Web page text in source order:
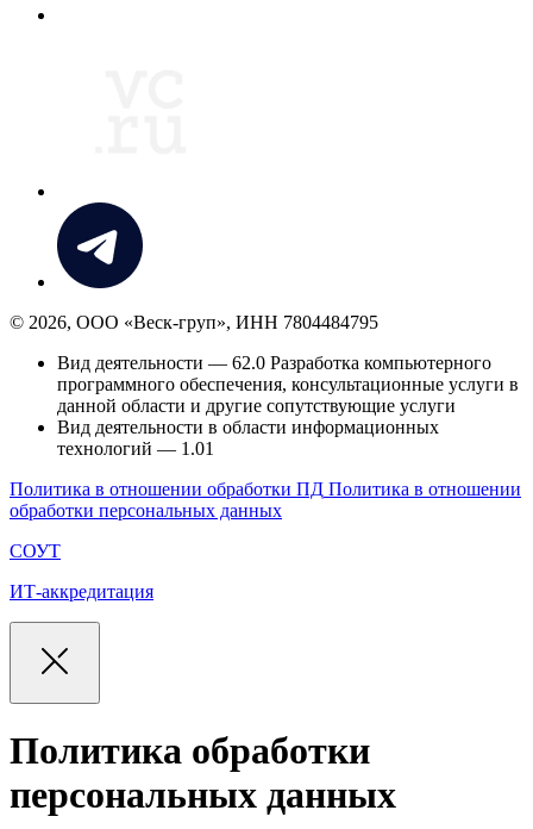
© 2026, ООО «Веск-груп», ИНН 7804484795
Вид деятельности — 62.0 Разработка компьютерного
программного обеспечения, консультационные услуги в
данной области и другие сопутствующие услуги
Вид деятельности в области информационных
технологий — 1.01
Политика в отношении обработки ПД Политика в отношении
обработки персональных данных
СОУТ
ИТ-аккредитация
Политика обработки
персональных данных